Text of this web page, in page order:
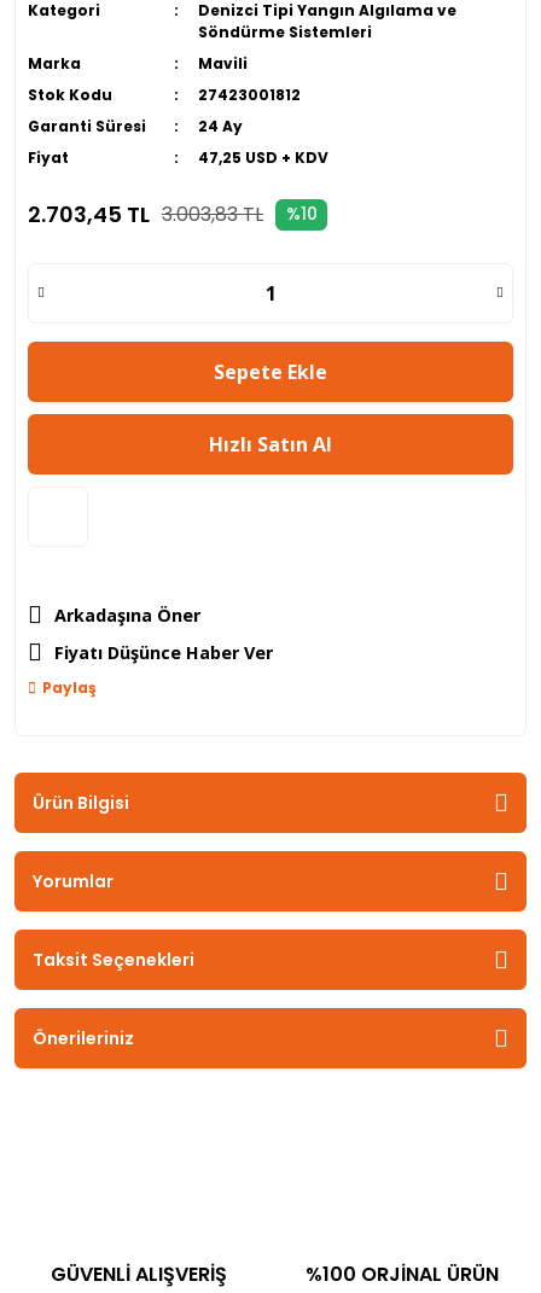
Kategori
Denizci Tipi Yangın Algılama ve
Söndürme Sistemleri
Marka
Mavili
Stok Kodu
27423001812
Garanti Süresi
24 Ay
Fiyat
47,25 USD + KDV
2.703,45 TL 3.003,83 TL %10
Sepete Ekle
Hızlı Satın Al
Arkadaşına Öner
Fiyatı Düşünce Haber Ver
Paylaş
Ürün Bilgisi
Yorumlar
Taksit Seçenekleri
Önerileriniz
GÜVENLİ ALIŞVERİŞ %100 ORJİNAL ÜRÜN